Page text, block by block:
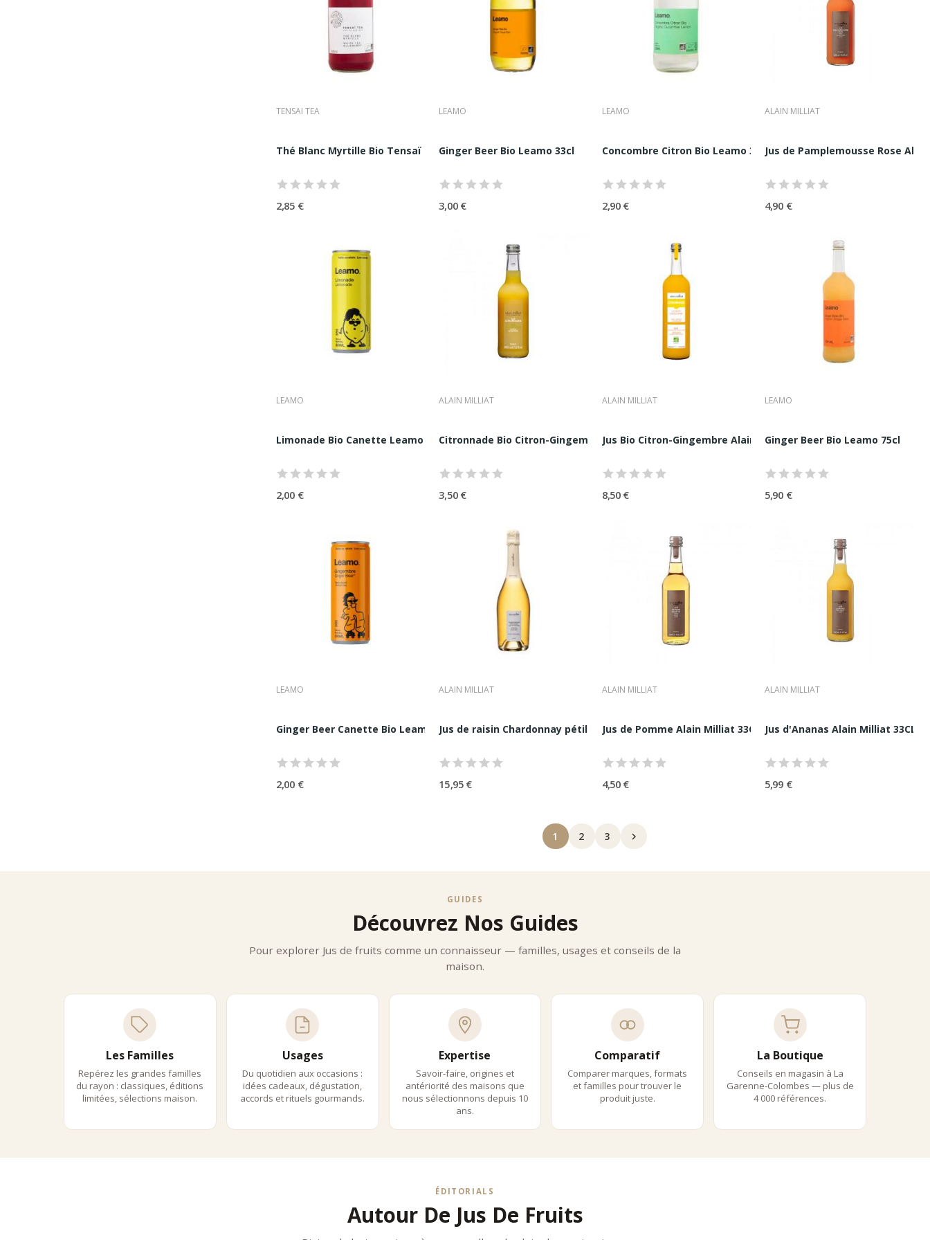
une boisson de dégustation,
une alternative élégante au vin,
un ingrédient gastronomique.
Cette approche s’adresse aux amateurs de goût vrai, aux professionnels exigeants et à tous ceux qui recherchent une expérience sensorielle
authentique.
TENSAI TEA
Thé Blanc Myrtille Bio Tensaï Tea 33cl
2,85 €
LEAMO
Ginger Beer Bio Leamo 33cl
3,00 €
LEAMO
Concombre Citron Bio Leamo 33cl
2,90 €
ALAIN MILLIAT
Jus de Pamplemousse Rose
4,90 €
LEAMO
Limonade Bio Canette Leamo 33cl
2,00 €
ALAIN MILLIAT
Citronnade Bio Citron-Gingembre Alain Milliat 20CL
3,50 €
ALAIN MILLIAT
Jus Bio Citron-Gingembre Alain Milliat 100CL
8,50 €
LEAMO
Ginger Beer Bio Leamo 75cl
5,90 €
LEAMO
Ginger Beer Canette Bio Leamo 33cl
2,00 €
ALAIN MILLIAT
Jus de raisin Chardonnay pétillant Alain...
15,95 €
ALAIN MILLIAT
Jus de Pomme Alain Milliat 33CL
4,50 €
ALAIN MILLIAT
Jus d'Ananas Alain Milliat 33CL
5,99 €
1 2 3 
GUIDES
Découvrez Nos Guides
Pour explorer Jus de fruits comme un connaisseur — familles, usages et conseils de la
maison.
Les Familles
Repérez les grandes familles
du rayon : classiques, éditions
limitées, sélections maison.
Usages
Du quotidien aux occasions :
idées cadeaux, dégustation,
accords et rituels gourmands.
Expertise
Savoir-faire, origines et
antériorité des maisons que
nous sélectionnons depuis 10
ans.
Comparatif
Comparer marques, formats
et familles pour trouver le
produit juste.
La Boutique
Conseils en magasin à La
Garenne-Colombes — plus de
4 000 références.
ÉDITORIALS
Autour De Jus De Fruits